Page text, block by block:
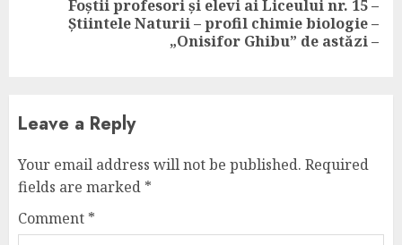
Foștii profesori și elevi ai Liceului nr. 15 –
Știintele Naturii – profil chimie biologie –
„Onisifor Ghibu” de astăzi –
Leave a Reply
Your email address will not be published. Required
fields are marked *
Comment *